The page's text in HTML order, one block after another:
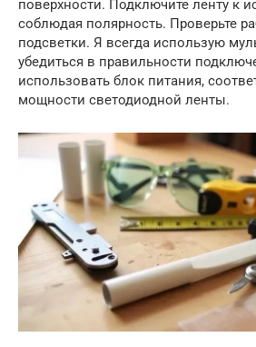
поверхности. Подключите ленту к
соблюдая полярность. Проверьте
подсветки. Я всегда использую
убедиться в правильности
использовать блок питания,
мощности светодиодной ленты.